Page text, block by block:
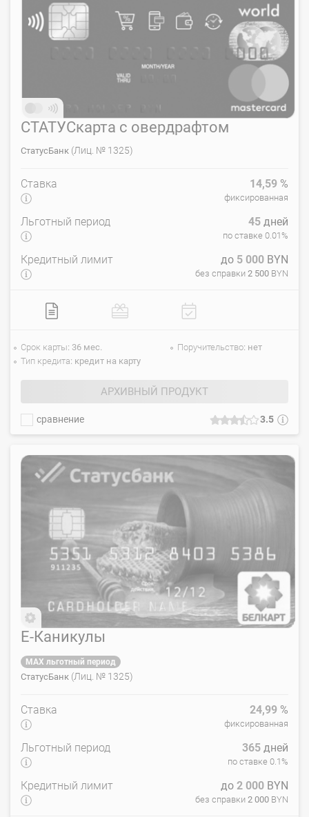
СТАТУСкарта с овердрафтом
СтатусБанк (Лиц. № 1325)
3.5
сравнение
Ставка 14,59 %
фиксированная
Льготный период 45 дней
по ставке 0.01%
Кредитный лимит до 5 000 BYN
без справки 2 500 BYN
АРХИВНЫЙ ПРОДУКТ
Срок карты 36 мес.
Тип кредита кредит на карту
Поручительство нет
Е-Каникулы
MAX льготный период
СтатусБанк (Лиц. № 1325)
Ставка 24,99 %
фиксированная
Льготный период 365 дней
по ставке 0.1%
Кредитный лимит до 2 000 BYN
без справки 2 000 BYN